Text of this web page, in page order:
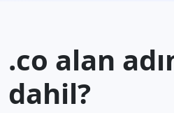
.co alan
dahil?